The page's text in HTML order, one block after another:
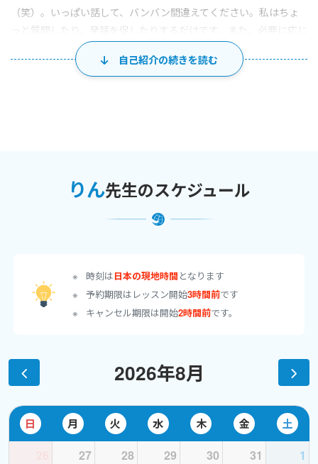
（笑）。いっぱい話して、バンバン間違えてください。私はちょ
っと質問したり、発話を促したりするだけです。また、必要に応じ
て有用な表現や文法などもご紹介します。ここはあなたが「英語
を話すことに慣れる」場です。
す。これが意外にできません（笑）。やりなおし英語におすすめ
定ください。
★☆瞬間英作文トレーニング☆★
生徒様のレベルやご要望に合わせたテキストを使用して、一文
２）読解・聴解対策
私が最も得意とする分野です。
その文章を、なぜ「読めない」のでしょう？なぜ「聞けない」
のでしょう？また、音が聞こえても、音読ができても、なぜ「理解
できない」のでしょう？それには原因があります。また、その原
自己紹介の続きを読む
りん先生のスケジュール
時刻は日本の現地時間 となります
予約期限はレッスン開始3時間前です
キャンセル期限は開始2時間前です。
2026年8月
日 月 火 水 木 金 土
27 28 29 30 31 1